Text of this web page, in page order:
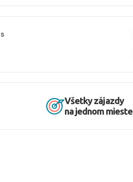
Všetky zájazdy
na jednom mieste